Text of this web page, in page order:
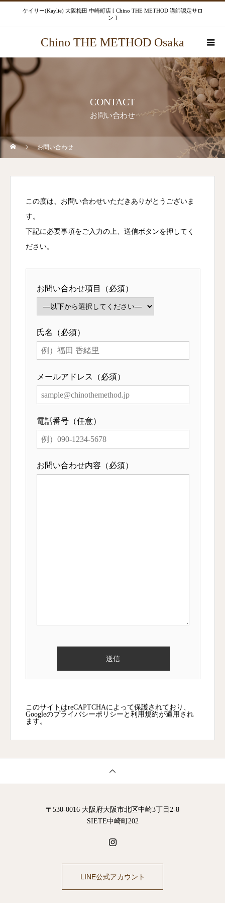
ケイリー(Kaylie) 大阪梅田 中崎町店 [ Chino THE METHOD 講師認定サロ
ン ]
Chino THE METHOD Osaka
CONTACT
お問い合わせ
お問い合わせ
この度は、お問い合わせいただきありがとうございま
す。
下記に必要事項をご入力の上、送信ボタンを押してく
ださい。
お問い合わせ項目（必須）
氏名（必須）
メールアドレス（必須）
電話番号（任意）
お問い合わせ内容（必須）
このサイトはreCAPTCHAによって保護されており、
Googleのプライバシーポリシー と 利用規約が適用され
ます。
〒530-0016 大阪府大阪市北区中崎3丁目2-8
SIETE中崎町202
LINE公式アカウント